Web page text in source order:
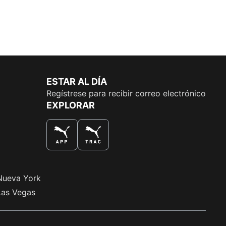
York
Vegas
ESTAR AL DÍA
Regístrese para recibir correo electrónico
EXPLORAR